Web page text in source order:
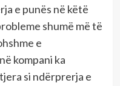
e punës në këtë
shumë më të
e
kompani ka
si ndërprerja e